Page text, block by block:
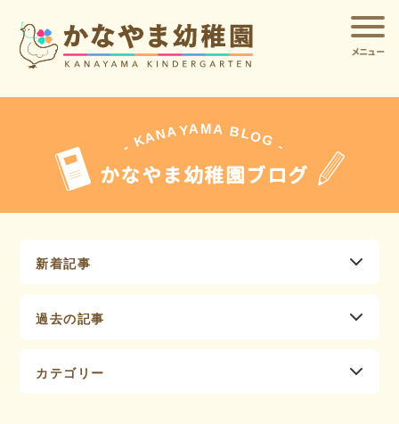
メニュー
- KANAYA MA BLOG -
かなやま幼稚園ブログ
新着記事
過去の記事
カテゴリー